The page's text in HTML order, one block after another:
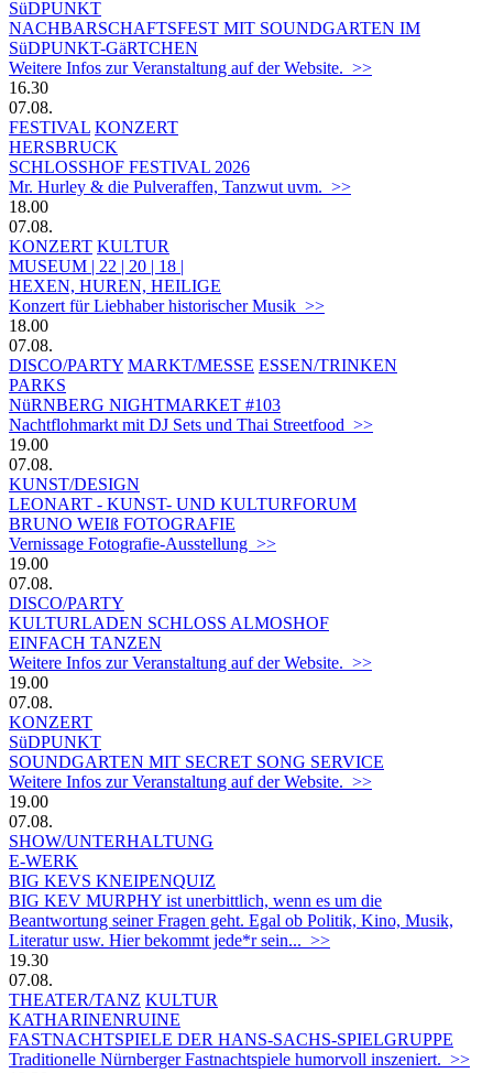
SüDPUNKT
NACHBARSCHAFTSFEST MIT SOUNDGARTEN IM
SüDPUNKT-GäRTCHEN
Weitere Infos zur Veranstaltung auf der Website. >>
16.30
07.08.
FESTIVAL KONZERT
HERSBRUCK
SCHLOSSHOF FESTIVAL 2026
Mr. Hurley & die Pulveraffen, Tanzwut uvm. >>
18.00
07.08.
KONZERT KULTUR
MUSEUM | 22 | 20 | 18 |
HEXEN, HUREN, HEILIGE
Konzert für Liebhaber historischer Musik >>
18.00
07.08.
DISCO/PARTY MARKT/MESSE ESSEN/TRINKEN
PARKS
NüRNBERG NIGHTMARKET #103
Nachtflohmarkt mit DJ Sets und Thai Streetfood >>
19.00
07.08.
KUNST/DESIGN
LEONART - KUNST- UND KULTURFORUM
BRUNO WEIß FOTOGRAFIE
Vernissage Fotografie-Ausstellung >>
19.00
07.08.
DISCO/PARTY
KULTURLADEN SCHLOSS ALMOSHOF
EINFACH TANZEN
Weitere Infos zur Veranstaltung auf der Website. >>
19.00
07.08.
KONZERT
SüDPUNKT
SOUNDGARTEN MIT SECRET SONG SERVICE
Weitere Infos zur Veranstaltung auf der Website. >>
19.00
07.08.
SHOW/UNTERHALTUNG
E-WERK
BIG KEVS KNEIPENQUIZ
BIG KEV MURPHY ist unerbittlich, wenn es um die
Beantwortung seiner Fragen geht. Egal ob Politik, Kino, Musik,
Literatur usw. Hier bekommt jede*r sein... >>
19.30
07.08.
THEATER/TANZ KULTUR
KATHARINENRUINE
FASTNACHTSPIELE DER HANS-SACHS-SPIELGRUPPE
Traditionelle Nürnberger Fastnachtspiele humorvoll inszeniert. >>